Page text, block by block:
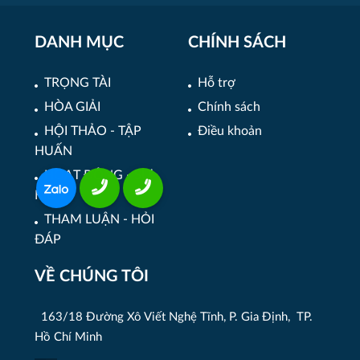
DANH MỤC
TRỌNG TÀI
HÒA GIẢI
HỘI THẢO - TẬP
HUẤN
HOẠT ĐỘNG - SỰ
KIỆN
THAM LUẬN - HỎI
ĐÁP
CHÍNH SÁCH
Hỗ trợ
Chính sách
Điều khoản
VỀ CHÚNG TÔI
163/18 Đường Xô Viết Nghệ Tĩnh, P. Gia Định, TP.
Hồ Chí Minh